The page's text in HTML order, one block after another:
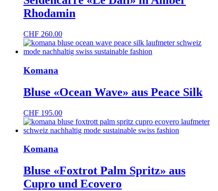
Rhodamin
CHF 260.00
Komana
Bluse «Ocean Wave» aus Peace Silk
CHF 195.00
Komana
Bluse «Foxtrot Palm Spritz» aus
Cupro und Ecovero